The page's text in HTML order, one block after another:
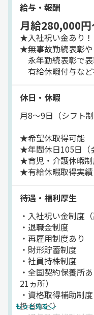
━━━━ 業務内容
正社員の
中型トラックドラ
冷蔵・冷凍車を使用
食品配送業務をお任
広島県、山口県の
中距離、近距離の配
バラ積みバラ降ろし
※一部パレットあり
～仕事のポイント～
①中距離、近距離の
毎日家に帰れる働き
②資格取得支援制度
入社後に様々な免
キャリアアップも
給与・報酬
月給280,000
★入社祝い金あり！
★無事故勤続表彰や
永年勤続表彰で表
有給休暇付与など
休日・休暇
月8～9日（シフト制
★希望休取得可能
★年間休日105日（
★育児・介護休暇制
★有給休暇取得実
待遇・福利厚生
・入社祝い金制度
・退職金制度
・再雇用制度あり
・財形貯蓄制度
・社員持株制度
・全国契約保養所
21ヵ所）
・資格取得補助制
扱者など）
もっと見る